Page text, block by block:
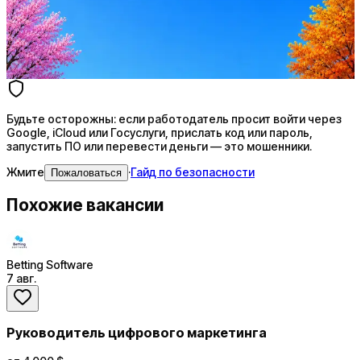
Будьте осторожны: если работодатель просит войти через
Google, iCloud или Госуслуги, прислать код или пароль,
запустить ПО или перевести деньги — это мошенники.
Жмите
Пожаловаться ·Гайд по безопасности
Похожие вакансии
Betting Software
7 авг.
Руководитель цифрового маркетинга